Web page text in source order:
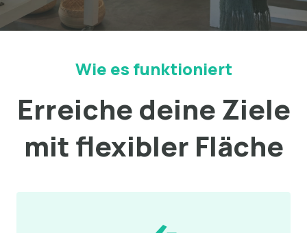
Wie es funktioniert
Erreiche deine Ziele
mit flexibler Fläche